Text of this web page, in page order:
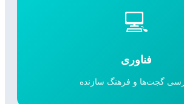
💻
فناوری
گجت‌ها و فرهنگ سازنده